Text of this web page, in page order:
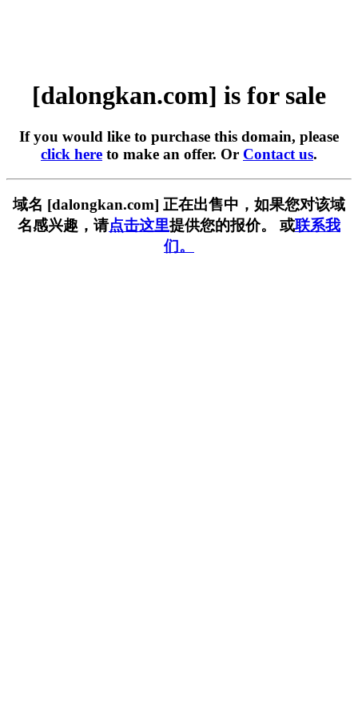
[dalongkan.com] is for sale
If you would like to purchase this domain, please
click here to make an offer. Or Contact us.
域名 [dalongkan.com] 正在出售中，如果您对该域
名感兴趣，请点击这里提供您的报价。 或联系我
们。